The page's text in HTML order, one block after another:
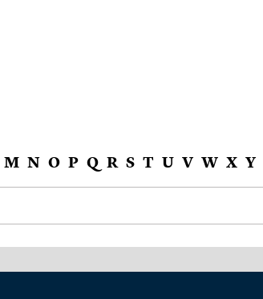
M N O P Q R S T U V W X Y